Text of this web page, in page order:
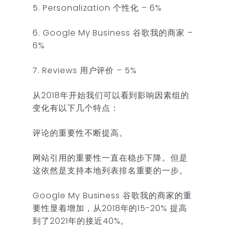
5. Personalization 个性化 – 6%
6. Google My Business 谷歌我的商家 –
6%
7. Reviews 用户评价 – 5%
从2018年开始我们可以看到影响因素组的
变化有以下几个特点：
评论的重要性不断提高。
网站引用的重要性一直在稳步下降。但是
这依然是支持本地列表排名重要的一步。
Google My Business 谷歌我的商家的重
要性显着增加，从2018年的15-20% 提高
到了2021年的接近40%。